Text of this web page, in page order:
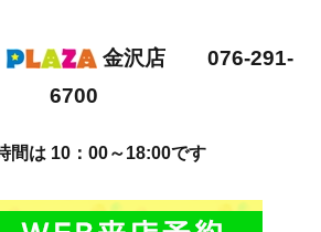
金沢店 076-291-
6700
間は 10：00～18:00です